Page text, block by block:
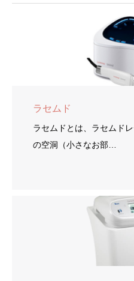
ラセムド
ラセムドとは、ラセムド
の空洞（小さなお部…